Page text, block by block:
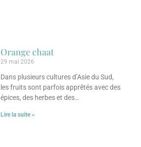
Orange chaat
29 mai 2026
Dans plusieurs cultures d’Asie du Sud,
les fruits sont parfois apprêtés avec des
épices, des herbes et des
complètement transformer leurs
Lire la suite »